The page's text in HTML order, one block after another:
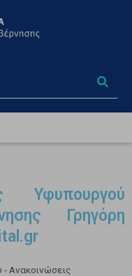
Υφυπουργού
Γρηγόρη
- Ανακοινώσεις